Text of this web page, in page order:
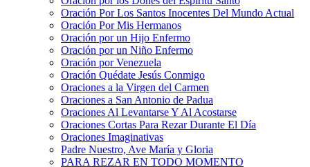
Oración Por Los Santos Inocentes Del Mundo Actual
Oración Por Mis Hermanos
Oración por un Hijo Enfermo
Oración por un Niño Enfermo
Oración por Venezuela
Oración Quédate Jesús Conmigo
Oraciones a la Virgen del Carmen
Oraciones a San Antonio de Padua
Oraciones Al Levantarse Y Al Acostarse
Oraciones Cortas Para Rezar Durante El Día
Oraciones Imaginativas
Padre Nuestro, Ave María y Gloria
PARA REZAR EN TODO MOMENTO